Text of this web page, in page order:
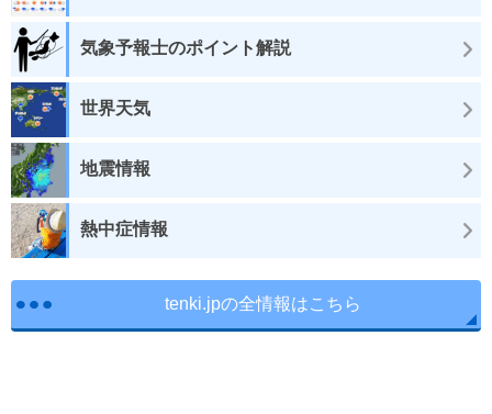
気象予報士のポイント解説
世界天気
地震情報
熱中症情報
tenki.jpの全情報はこちら